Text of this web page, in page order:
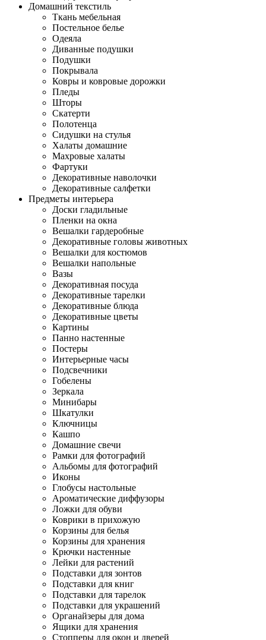
Домашний текстиль
Ткань мебельная
Постельное белье
Одеяла
Диванные подушки
Подушки
Покрывала
Ковры и ковровые дорожки
Пледы
Шторы
Скатерти
Полотенца
Сидушки на стулья
Халаты домашние
Махровые халаты
Фартуки
Декоративные наволочки
Декоративные салфетки
Предметы интерьера
Доски гладильные
Пленки на окна
Вешалки гардеробные
Декоративные головы животных
Вешалки для костюмов
Вешалки напольные
Вазы
Декоративная посуда
Декоративные тарелки
Декоративные блюда
Декоративные цветы
Картины
Панно настенные
Постеры
Интерьерные часы
Подсвечники
Гобелены
Зеркала
Минибары
Шкатулки
Ключницы
Кашпо
Домашние свечи
Рамки для фотографий
Альбомы для фотографий
Иконы
Глобусы настольные
Ароматические диффузоры
Ложки для обуви
Коврики в прихожую
Корзины для белья
Корзины для хранения
Крючки настенные
Лейки для растений
Подставки для зонтов
Подставки для книг
Подставки для тарелок
Подставки для украшений
Органайзеры для дома
Ящики для хранения
Стопперы для окон и дверей